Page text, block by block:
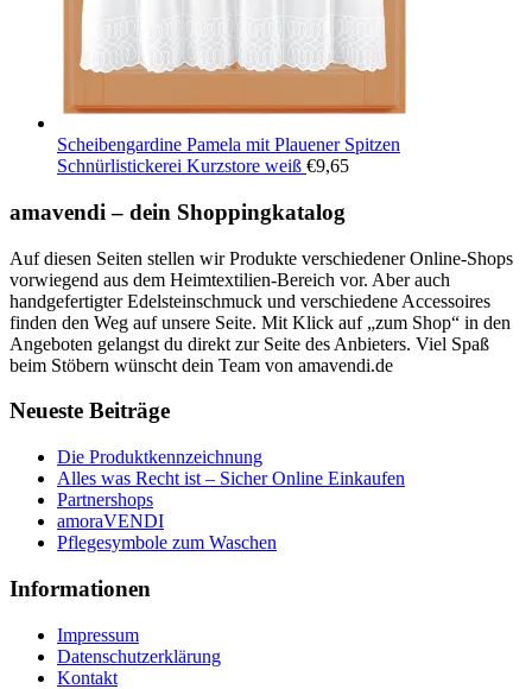
Scheibengardine Pamela mit Plauener Spitzen
Schnürlistickerei Kurzstore weiß €9,65
amavendi – dein Shoppingkatalog
Auf diesen Seiten stellen wir Produkte verschiedener Online-Shops
vorwiegend aus dem Heimtextilien-Bereich vor. Aber auch
handgefertigter Edelsteinschmuck und verschiedene Accessoires
finden den Weg auf unsere Seite. Mit Klick auf „zum Shop“ in den
Angeboten gelangst du direkt zur Seite des Anbieters. Viel Spaß
beim Stöbern wünscht dein Team von amavendi.de
Neueste Beiträge
Die Produktkennzeichnung
Alles was Recht ist – Sicher Online Einkaufen
Partnershops
amoraVENDI
Pflegesymbole zum Waschen
Informationen
Impressum
Datenschutzerklärung
Kontakt